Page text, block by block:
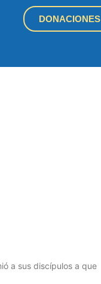
DONACIONES
a sus discípulos a que